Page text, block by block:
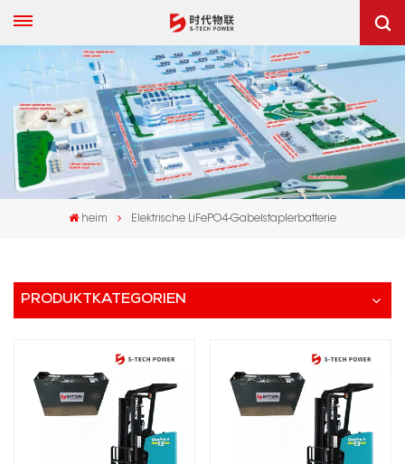
heim Elektrische LiFePO4-Gabelstaplerbatterie
PRODUKTKATEGORIEN